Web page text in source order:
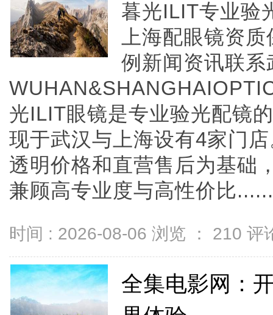
暮光ILIT专业验
上海配眼镜资
例新闻资讯联
光ILIT眼镜是专业验光配镜
现于武汉与上海设有4家门
透明价格和直营售后为基础
兼顾高专业度与高性价比......
时间 : 2026-08-06 浏览 ： 210 评
全集电影网：